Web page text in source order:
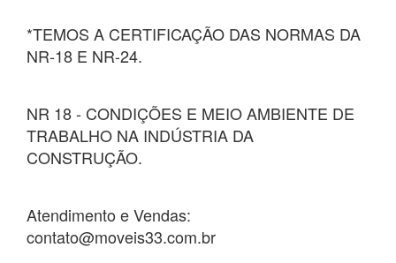
*TEMOS A CERTIFICAÇÃO DAS NORMAS DA
NR-18 E NR-24.
NR 18 - CONDIÇÕES E MEIO AMBIENTE DE
TRABALHO NA INDÚSTRIA DA
CONSTRUÇÃO.
Atendimento e Vendas:
contato@moveis33.com.br